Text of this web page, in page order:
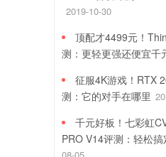
2019-10-30
顶配才4499元！
测：更轻更强还便宜千
征服4K游戏！RTX
测：它的对手在哪里
千元好板！七彩虹
PRO V14评测：轻松